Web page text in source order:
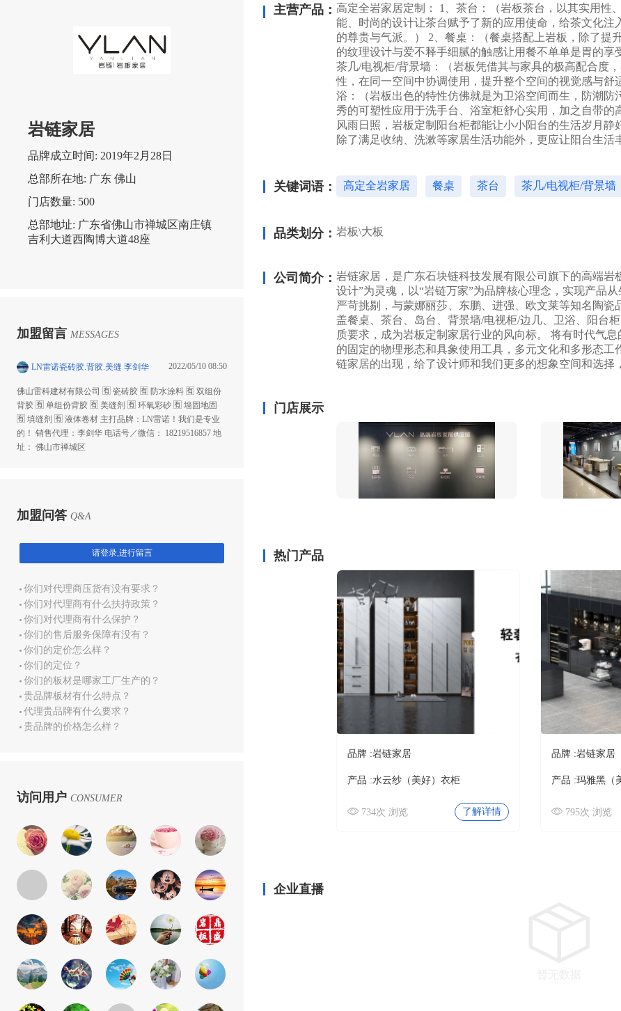
岩链家居
品牌成立时间: 2019年2月28日
总部所在地: 广东 佛山
门店数量: 500
总部地址: 广东省佛山市禅城区南庄镇
吉利大道西陶博大道48座
加盟留言 MESSAGES
LN雷诺瓷砖胶.背胶.美缝 李剑华 2022/05/10 08:50
佛山雷科建材有限公司 🈶 瓷砖胶 🈶 防水涂料 🈶️ 双组份
背胶 🈶 单组份背胶 🈶 美缝剂 🈶 环氧彩砂 🈶 墙固地固
🈶 填缝剂 🈶 液体卷材 主打品牌：LN雷诺！我们是专业
的！ 销售代理：李剑华 电话号／微信： 18219516857 地
址： 佛山市禅城区
加盟问答 Q&A
请登录,进行留言
你们对代理商压货有没有要求？
你们对代理商有什么扶持政策？
你们对代理商有什么保护？
你们的售后服务保障有没有？
你们的定价怎么样？
你们的定位？
你们的板材是哪家工厂生产的？
贵品牌板材有什么特点？
代理贵品牌有什么要求？
贵品牌的价格怎么样？
访问用户 CONSUMER
主营产品： 高定全岩家居定制： 1、茶台：（岩板茶台，以其实用性
能、时尚的设计让茶台赋予了新的应用使命，给茶文化
的尊贵与气派。） 2、餐桌：（餐桌搭配上岩板，除了
的纹理设计与爱不释手细腻的触感让用餐不单单是胃的享
茶几/电视柜/背景墙：（岩板凭借其与家具的极高配合度
性，在同一空间中协调使用，提升整个空间的视觉感与舒
浴：（岩板出色的特性仿佛就是为卫浴空间而生，防潮
秀的可塑性应用于洗手台、浴室柜舒心实用，加之自带
风雨日照，岩板定制阳台柜都能让小小阳台的生活岁月
除了满足收纳、洗漱等家居生活功能外，更应让阳台生活
关键词语： 高定全岩家居 餐桌 茶台 茶几/电视柜/背景墙
品类划分： 岩板\大板
公司简介： 岩链家居，是广东石块链科技发展有限公司旗下的高端岩
设计”为灵魂，以“岩链万家”为品牌核心理念，实现产品
严苛挑剔，与蒙娜丽莎、东鹏、进强、欧文莱等知名陶
盖餐桌、茶台、岛台、背景墙/电视柜/边几、卫浴、阳台
质要求，成为岩板定制家居行业的风向标。 将有时代气
的固定的物理形态和具象使用工具，多元文化和多形态
链家居的出现，给了设计师和我们更多的想象空间和选择
门店展示
热门产品
品牌 :岩链家居
产品 :水云纱（美好）衣柜
734次 浏览 了解详情
品牌 :岩链家居
产品 :玛雅黑（
795次 浏览
企业直播